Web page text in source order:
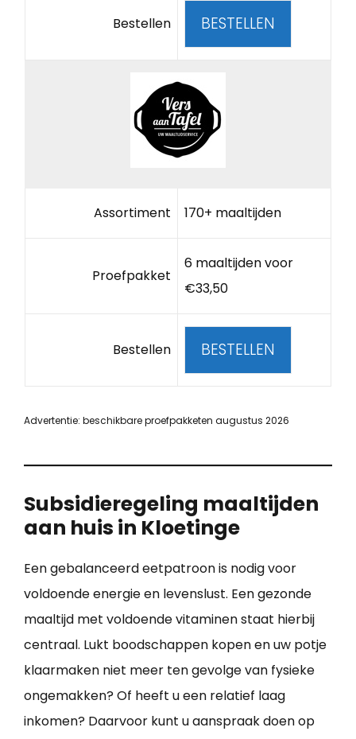
Bestellen BESTELLEN
Assortiment 170+ maaltijden
Proefpakket
6 maaltijden voor
€33,50
Bestellen BESTELLEN
Advertentie: beschikbare proefpakketen augustus 2026
Subsidieregeling maaltijden
aan huis in Kloetinge
Een gebalanceerd eetpatroon is nodig voor
voldoende energie en levenslust. Een gezonde
maaltijd met voldoende vitaminen staat hierbij
centraal. Lukt boodschappen kopen en uw potje
klaarmaken niet meer ten gevolge van fysieke
ongemakken? Of heeft u een relatief laag
inkomen? Daarvoor kunt u aanspraak doen op